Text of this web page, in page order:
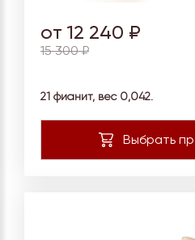
от 12 240 ₽
15 300 ₽
21 фианит, вес 0,042.